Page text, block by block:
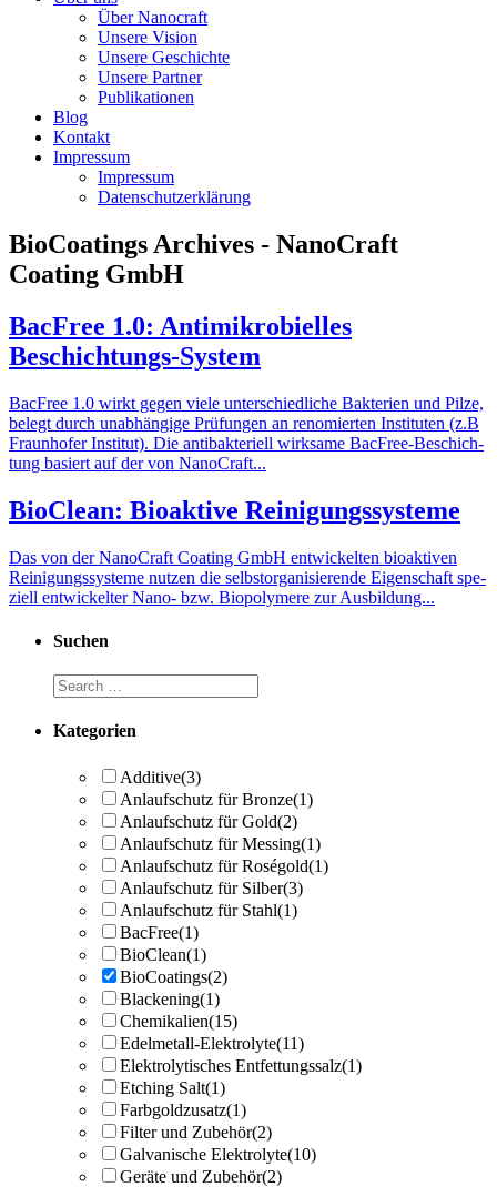
Über Nanocraft
Unsere Vision
Unsere Geschichte
Unsere Partner
Publikationen
Blog
Kontakt
Impressum
Impressum
Datenschutzerklärung
BioCoatings Archives - NanoCraft
Coating GmbH
BacFree 1.0: Antimikrobielles
Beschichtungs-System
BacFree 1.0 wirkt gegen viele unterschiedliche Bakterien und Pilze,
belegt durch unabhängige Prüfungen an renomierten Instituten (z.B
Fraunhofer Institut). Die antibakteriell wirksame BacFree-Be­schich­
tung ba­siert auf der von Na­no­Craft...
BioClean: Bioaktive Reinigungssysteme
Das von der NanoCraft Coating GmbH ent­wi­ckel­ten bio­ak­ti­ven
Rei­ni­gungs­sys­te­me nut­zen die selbst­or­ga­ni­sie­ren­de Ei­gen­schaft spe­
zi­ell ent­wi­ckel­ter Nano- bzw. Bio­p­o­ly­me­re zur Aus­bil­dung...
Suchen
Kategorien
Additive(3)
Anlaufschutz für Bronze(1)
Anlaufschutz für Gold(2)
Anlaufschutz für Messing(1)
Anlaufschutz für Roségold(1)
Anlaufschutz für Silber(3)
Anlaufschutz für Stahl(1)
BacFree(1)
BioClean(1)
BioCoatings(2)
Blackening(1)
Chemikalien(15)
Edelmetall-Elektrolyte(11)
Elektrolytisches Entfettungssalz(1)
Etching Salt(1)
Farbgoldzusatz(1)
Filter und Zubehör(2)
Galvanische Elektrolyte(10)
Geräte und Zubehör(2)